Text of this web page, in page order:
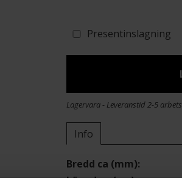
Presentinslagning
Lagervara - Leveranstid 2-5
Info
Bredd ca (mm)
Längd ca (cm)